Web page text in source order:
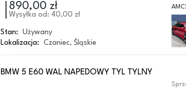
890,00 zł
Wysyłka od: 40,00 zł
Stan:
Używany
Lokalizacja:
Czaniec, Śląskie
BMW 5 E60 WAL NAPEDOWY TYL TYLNY